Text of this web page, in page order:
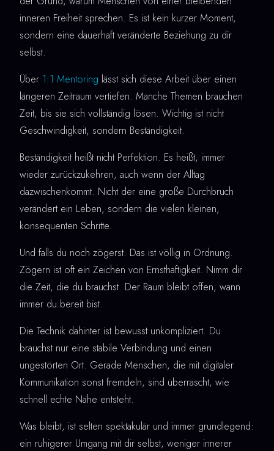
inneren Freiheit sprechen. Es ist kein kurzer Moment,
sondern eine dauerhaft veränderte Beziehung zu dir
selbst.
Über 1:1 Mentoring lässt sich diese Arbeit über einen
längeren Zeitraum vertiefen. Manche Themen brauchen
Zeit, bis sie sich vollständig lösen. Wichtig ist nicht
Geschwindigkeit, sondern Beständigkeit.
Beständigkeit heißt nicht Perfektion. Es heißt, immer
wieder zurückzukehren, auch wenn der Alltag
dazwischenkommt. Nicht der eine große Durchbruch
verändert ein Leben, sondern die vielen kleinen,
konsequenten Schritte.
Und falls du noch zögerst: Das ist völlig in Ordnung.
Zögern ist oft ein Zeichen von Ernsthaftigkeit. Nimm dir
die Zeit, die du brauchst. Der Raum bleibt offen, wann
immer du bereit bist.
Die Technik dahinter ist bewusst unkompliziert. Du
brauchst nur eine stabile Verbindung und einen
ungestörten Ort. Gerade Menschen, die mit digitaler
Kommunikation sonst fremdeln, sind überrascht, wie
schnell echte Nähe entsteht.
Was bleibt, ist selten spektakulär und immer grundlegend:
ein ruhigerer Umgang mit dir selbst, weniger innerer